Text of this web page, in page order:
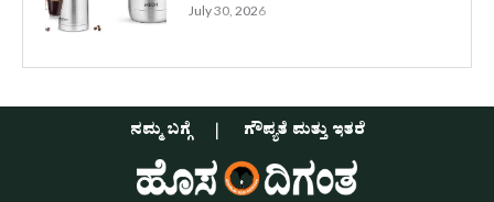
July 30, 2026
ನಮ್ಮ ಬಗ್ಗೆ ಗೌಪ್ಯತೆ ಮತ್ತು ಇತರೆ